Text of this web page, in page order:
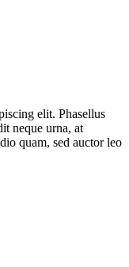
elit. Phasellus
neque urna, at
quam, sed auctor leo